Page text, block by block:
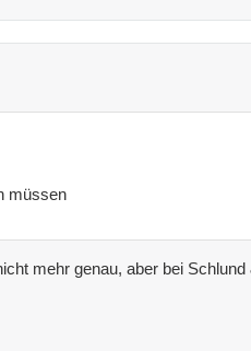
müssen
mehr genau, aber bei Schlund